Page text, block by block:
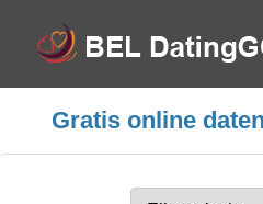
Gratis online